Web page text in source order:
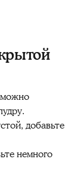
можно
добавьте
немного